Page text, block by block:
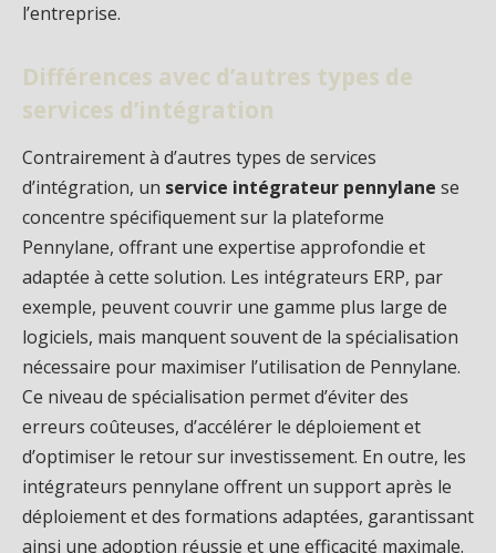
l’entreprise.
Différences avec d’autres types de
services d’intégration
Contrairement à d’autres types de services
d’intégration, un service intégrateur pennylane se
concentre spécifiquement sur la plateforme
Pennylane, offrant une expertise approfondie et
adaptée à cette solution. Les intégrateurs ERP, par
exemple, peuvent couvrir une gamme plus large de
logiciels, mais manquent souvent de la spécialisation
nécessaire pour maximiser l’utilisation de Pennylane.
Ce niveau de spécialisation permet d’éviter des
erreurs coûteuses, d’accélérer le déploiement et
d’optimiser le retour sur investissement. En outre, les
intégrateurs pennylane offrent un support après le
déploiement et des formations adaptées, garantissant
ainsi une adoption réussie et une efficacité maximale.